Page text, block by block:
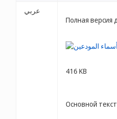
عربي
Полная версия
416 KB
Основной